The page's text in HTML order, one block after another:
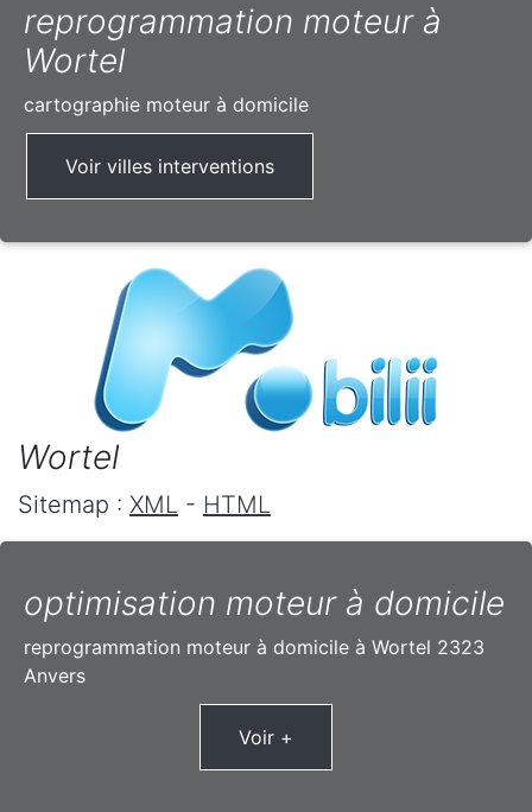
reprogrammation moteur à
Wortel
cartographie moteur à domicile
Voir villes interventions
Wortel
Sitemap : XML - HTML
optimisation moteur à domicile
reprogrammation moteur à domicile à Wortel 2323
Anvers
Voir +